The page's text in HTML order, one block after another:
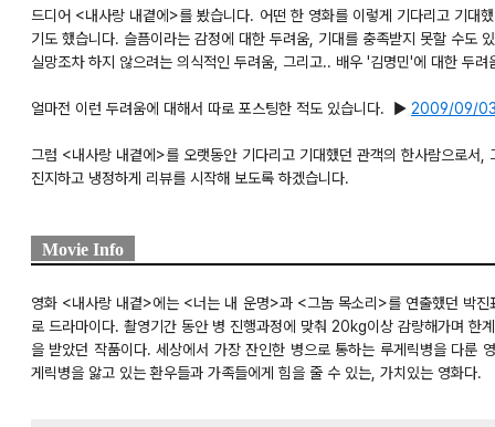
드디어 <내사랑 내곁에>를 봤습니다. 어떤 한 영화를 이렇게 기다리고 기대
기도 했습니다. 슬픔이라는 감정에 대한 두려움, 기대를 충족받지 못할 수도
실망조차 하지 않으려는 의식적인 두려움, 그리고.. 배우 '김명민'에 대한 두려
얼마전 이런 두려움에 대해서 따로 포스팅한 적도 있습니다. ▶ 2009/09/03
그럼 <내사랑 내곁에>를 오랫동안 기다리고 기대했던 관객의 한사람으로서
진지하고 냉정하게 리뷰를 시작해 보도록 하겠습니다.
Movie Info
영화 <내사랑 내곁>에는 <너는 내 운명>과 <그놈 목소리>를 연출했던 박
로 드라마이다. 촬영기간 동안 병 진행과정에 맞춰 20kg이상 감량해가며 한
을 받았던 작품이다. 세상에서 가장 잔인한 병으로 통하는 루게릭병을 다룬
게릭병을 앓고 있는 환우들과 가족들에게 힘을 줄 수 있는, 가치있는 영화다.